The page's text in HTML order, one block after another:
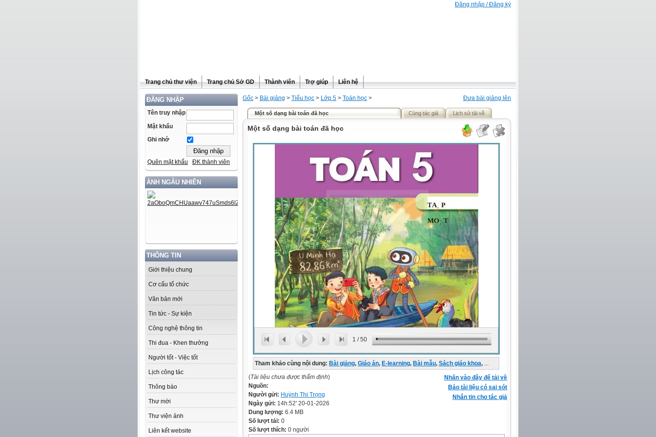
Đăng nhập / Đăng ký
Trang chủ thư viện Trang chủ Sở GD Thành viên Trợ giúp Liên hệ
ĐĂNG NHẬP
Tên truy nhập
Mật khẩu
Ghi nhớ
Quên mật khẩu ĐK thành viên
ẢNH NGẪU NHIÊN
THÔNG TIN
Giới thiệu chung
Cơ cấu tổ chức
Văn bản mới
Tin tức - Sự kiện
Công nghệ thông tin
Thi đua - Khen thưởng
Người tốt - Việc tốt
Lịch công tác
Thông báo
Thư mời
Thư viện ảnh
Liên kết website
Đưa bài giảng lên
Gốc > Bài giảng > Tiểu học > Lớp 5 > Toán học >
Một số dạng bài toán đã học Cùng tác giả Lịch sử tải về
Một số dạng bài toán đã học
1 /50
Tham khảo cùng nội dung: Bài giảng, Giáo án, E-learning, Bài mẫu, Sách giáo khoa, ...
Nhấn vào đây để tải về
Báo tài liệu có sai sót
Nhắn tin cho tác giả
(Tài liệu chưa được thẩm định)
Nguồn:
Người gửi: Huỳnh Thi Trọng
Ngày gửi: 14h:52' 20-01-2026
Dung lượng: 6.4 MB
Số lượt tải: 0
Số lượt thích: 0 người